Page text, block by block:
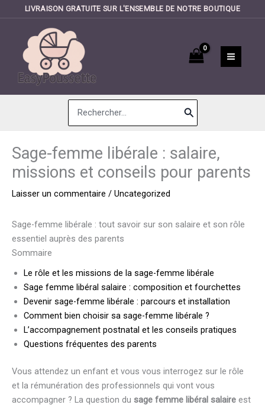
LIVRAISON GRATUITE SUR L'ENSEMBLE DE NOTRE BOUTIQUE
contenu
Search
for:
Sage-femme libérale : salaire,
missions et conseils pour parents
Laisser un commentaire / Uncategorized
Sage-femme libérale : tout savoir sur son salaire et son rôle
essentiel auprès des parents
Sommaire
Le rôle et les missions de la sage-femme libérale
Sage femme libéral salaire : composition et fourchettes
Devenir sage-femme libérale : parcours et installation
Comment bien choisir sa sage-femme libérale ?
L’accompagnement postnatal et les conseils pratiques
Questions fréquentes des parents
Vous attendez un enfant et vous vous interrogez sur le rôle
et la rémunération des professionnels qui vont vous
accompagner ? La question du sage femme libéral salaire est